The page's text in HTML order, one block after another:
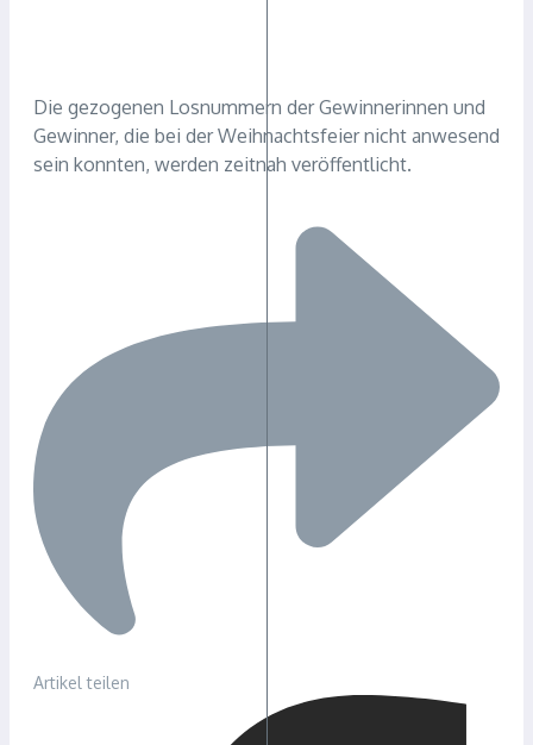
Die gezogenen Losnummern der Gewinnerinnen und
Gewinner, die bei der Weihnachtsfeier nicht anwesend
sein konnten, werden zeitnah veröffentlicht.
Artikel teilen